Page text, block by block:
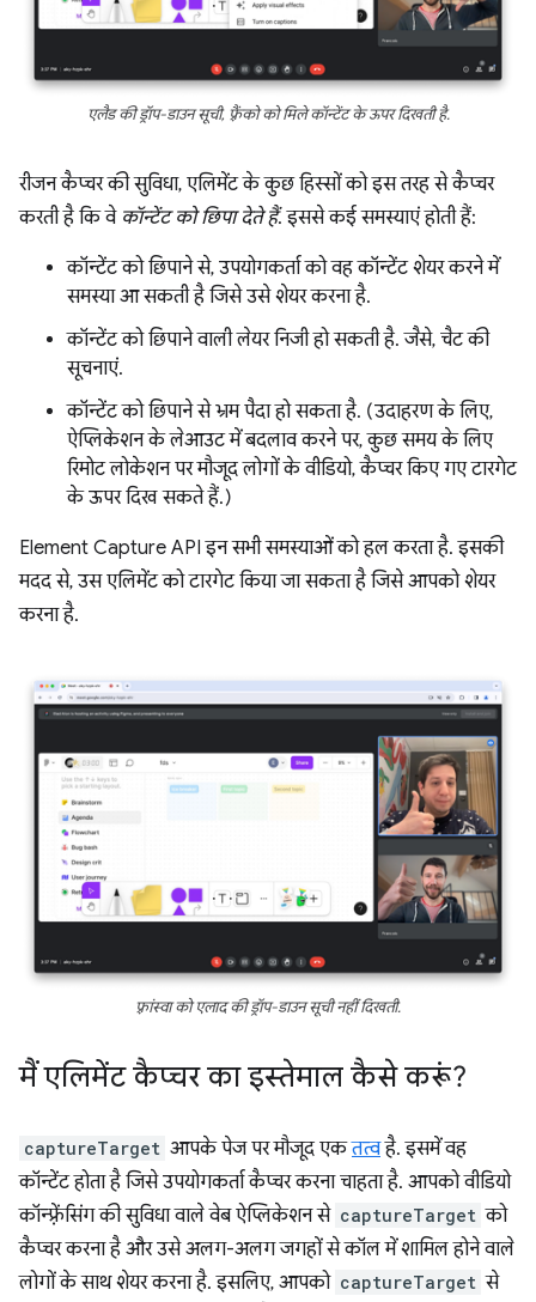
एलैड की ड्रॉप-डाउन सूची, फ़्रैंको को मिले कॉन्टेंट के ऊपर दिखती है.
रीजन कैप्चर की सुविधा, एलिमेंट के कुछ हिस्सों को इस तरह से कैप्चर
करती है कि वे कॉन्टेंट को छिपा देते हैं. इससे कई समस्याएं होती हैं:
कॉन्टेंट को छिपाने से, उपयोगकर्ता को वह कॉन्टेंट शेयर करने में
समस्या आ सकती है जिसे उसे शेयर करना है.
कॉन्टेंट को छिपाने वाली लेयर निजी हो सकती है. जैसे, चैट की
सूचनाएं.
कॉन्टेंट को छिपाने से भ्रम पैदा हो सकता है. (उदाहरण के लिए,
ऐप्लिकेशन के लेआउट में बदलाव करने पर, कुछ समय के लिए
रिमोट लोकेशन पर मौजूद लोगों के वीडियो, कैप्चर किए गए टारगेट
के ऊपर दिख सकते हैं.)
Element Capture API इन सभी समस्याओं को हल करता है. इसकी
मदद से, उस एलिमेंट को टारगेट किया जा सकता है जिसे आपको शेयर
करना है.
फ़्रांस्वा को एलाद की ड्रॉप-डाउन सूची नहीं दिखती.
मैं एलिमेंट कैप्चर का इस्तेमाल कैसे करूं?
captureTarget आपके पेज पर मौजूद एकतत्वहै. इसमें वह
कॉन्टेंट होता है जिसे उपयोगकर्ता कैप्चर करना चाहता है. आपको वीडियो
कॉन्फ़्रेंसिंग की सुविधा वाले वेब ऐप्लिकेशन से captureTarget को
कैप्चर करना है और उसे अलग-अलग जगहों से कॉल में शामिल होने वाले
लोगों के साथ शेयर करना है. इसलिए, आपको captureTarget से